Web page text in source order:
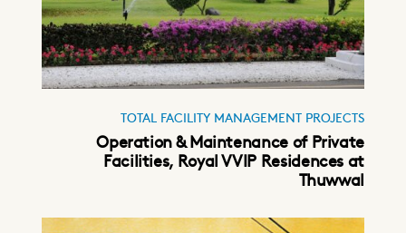
TOTAL FACILITY MANAGEMENT PROJECTS
Operation & Maintenance of Private
Facilities, Royal VVIP Residences at
Thuwwal